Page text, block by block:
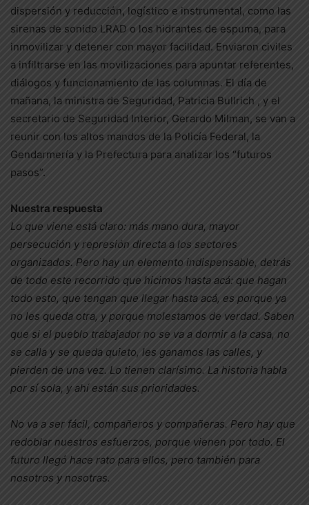
dispersión y reducción, logístico e instrumental, como las
sirenas de sonido LRAD o los hidrantes de espuma, para
inmovilizar y detener con mayor facilidad. Enviaron civiles
a infiltrarse en las movilizaciones para apuntar referentes,
diálogos y funcionamiento de las columnas. El día de
mañana, la ministra de Seguridad, Patricia Bullrich , y el
secretario de Seguridad Interior, Gerardo Milman, se van a
reunir con los altos mandos de la Policía Federal, la
Gendarmería y la Prefectura para analizar los “futuros
pasos”.
Nuestra respuesta
Lo que viene está claro: más mano dura, mayor
persecución y represión directa a los sectores
organizados. Pero hay un elemento indispensable, detrás
de todo este recorrido que hicimos hasta acá: que hagan
todo esto, que tengan que llegar hasta acá, es porque ya
no les queda otra, y porque molestamos de verdad. Saben
que si el pueblo trabajador no se va a dormir a la casa, no
se calla y se queda quieto, les ganamos las calles, y
pierden de una vez. Lo tienen clarísimo. La historia habla
por sí sola, y ahí están sus prioridades.
No va a ser fácil, compañeros y compañeras. Pero hay que
redoblar nuestros esfuerzos, porque vienen por todo. El
futuro llegó hace rato para ellos, pero también para
nosotros y nosotras.